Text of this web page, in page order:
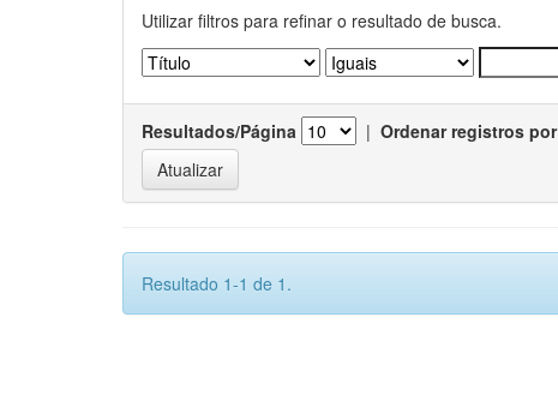
Utilizar filtros para refinar o resultado de busca.
Resultados/Página | Ordenar registros por
Resultado 1-1 de 1.